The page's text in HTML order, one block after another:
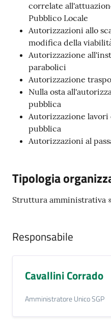
Tutti
argomenti...
correlate
Pubblico Locale
Autorizzazioni allo
modifica della
Autorizzazione
parabolici
Autorizzazione
Nulla osta
pubblica
Autorizzazione
pubblica
Autorizzazioni al
Tipologia
Struttura amministrativa
Responsabile
Cavallini Corrado
Amministratore Unico SGP